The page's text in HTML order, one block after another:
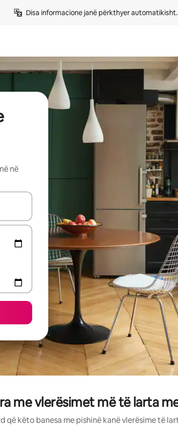
Disa informacione janë përkthyer automatikisht.
në
me butonat e shigjetave lart e poshtë ose eksploro
me vlerësimet më të larta
që këto banesa me pishinë kanë vlerësime të